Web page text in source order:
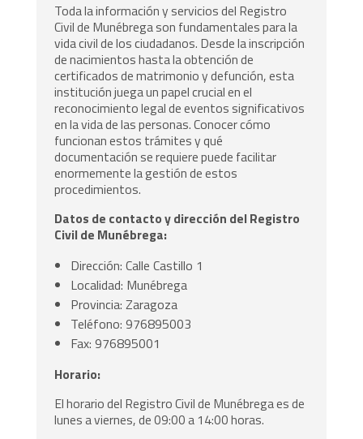
Toda la información y servicios del Registro
Civil de Munébrega son fundamentales para la
vida civil de los ciudadanos. Desde la inscripción
de nacimientos hasta la obtención de
certificados de matrimonio y defunción, esta
institución juega un papel crucial en el
reconocimiento legal de eventos significativos
en la vida de las personas. Conocer cómo
funcionan estos trámites y qué
documentación se requiere puede facilitar
enormemente la gestión de estos
procedimientos.
Datos de contacto y dirección del Registro
Civil de Munébrega:
Dirección: Calle Castillo 1
Localidad: Munébrega
Provincia: Zaragoza
Teléfono: 976895003
Fax: 976895001
Horario:
El horario del Registro Civil de Munébrega es de
lunes a viernes, de 09:00 a 14:00 horas.